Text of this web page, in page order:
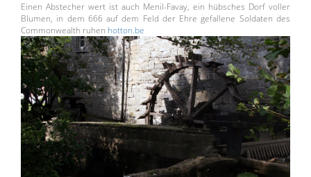
Einen Abstecher wert ist auch Menil-Favay, ein hübsches Dorf voller
Blumen, in dem 666 auf dem Feld der Ehre gefallene Soldaten des
Commonwealth ruhen hotton.be